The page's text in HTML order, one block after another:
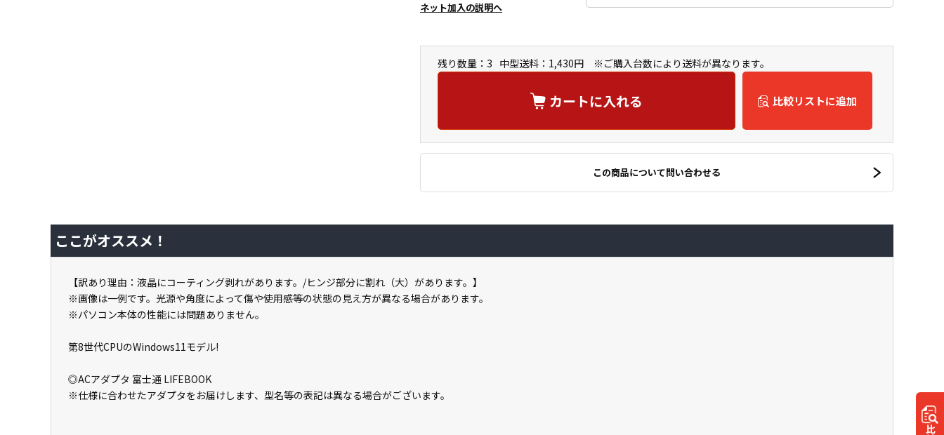
ネット加入の説明へ
残り数量：3 中型送料：1,430円 ※ご購入台数により送料が異なります。
カートに入れる 比較リストに追加
この商品について問い合わせる
ここがオススメ！
【訳あり理由：液晶にコーティング剥れがあります。/ヒンジ部分に割れ（大）があります。】
※画像は一例です。光源や角度によって傷や使用感等の状態の見え方が異なる場合があります。
※パソコン本体の性能には問題ありません。
第8世代CPUのWindows11モデル!
◎ACアダプタ 富士通 LIFEBOOK
※仕様に合わせたアダプタをお届けします、型名等の表記は異なる場合がございます。